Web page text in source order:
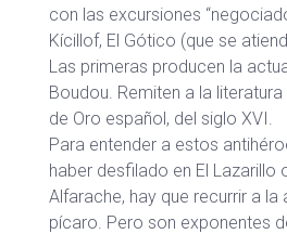
con las excursiones
Kícillof, El Gótico (que se
Las primeras producen la
Boudou. Remiten a la
de Oro español, del siglo XVI.
Para entender a estos
haber desfilado en El Lazarillo
Alfarache, hay que recurrir a
pícaro. Pero son exponentes